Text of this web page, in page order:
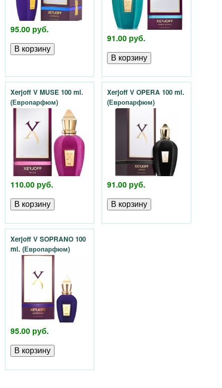
ф
ю
м
е
р
и
A
r
o
a
n
d
р
х
95.00 руб.
91.00 руб.
Xerjoff V MUSE 100 ml.
(Европарфюм)
110.00 руб.
Xerjoff V OPERA 100 ml.
(Европарфюм)
91.00 руб.
Xerjoff V SOPRANO 100
ml. (Европарфюм)
95.00 руб.